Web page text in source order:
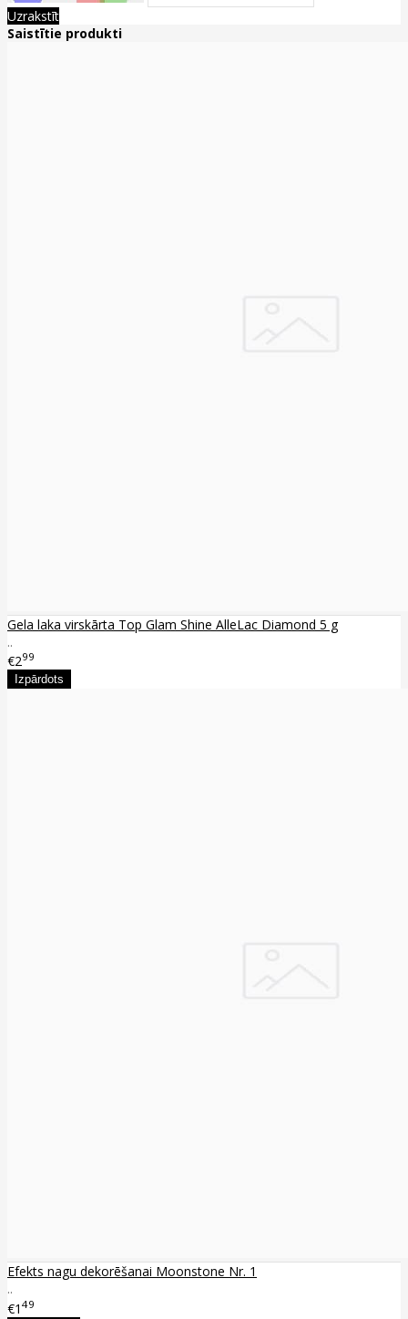
Uzrakstīt
Saistītie produkti
Gela laka virskārta Top Glam Shine AlleLac Diamond 5 g
..
€299
Efekts nagu dekorēšanai Moonstone Nr. 1
..
€1 49